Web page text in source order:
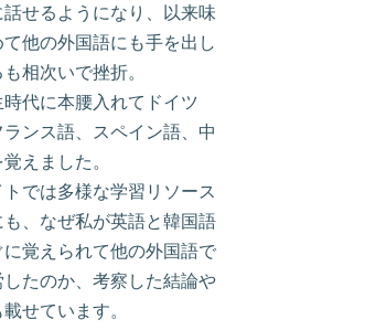
話せるようになり、以来味
て他の外国語にも手を出し
も相次いで挫折。
時代に本腰入れてドイツ
ランス語、スペイン語、中
えました。
トでは多様な学習リソース
も、なぜ私が英語と韓国語
に覚えられて他の外国語で
したのか、考察した結論や
せています。